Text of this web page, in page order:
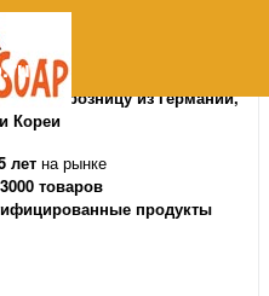
и в розницу из Германии,
Кореи
летна рынке
товаров
продукты